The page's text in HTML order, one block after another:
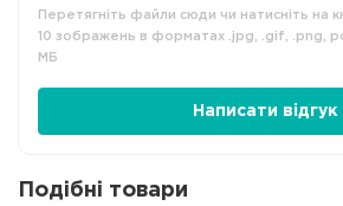
Перетягніть файли сюди чи натисніть на
10 зображень в форматах .jpg, .gif, .png,
МБ
Написати відгук
Подібні товари